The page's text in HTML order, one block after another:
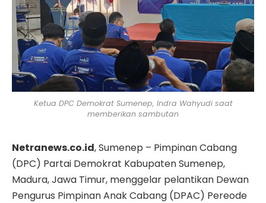
Ketua DPC Demokrat Sumenep, Indra Wahyudi saat
memberikan sambutan
Netranews.co.id, Sumenep – Pimpinan Cabang
(DPC) Partai Demokrat Kabupaten Sumenep,
Madura, Jawa Timur, menggelar pelantikan Dewan
Pengurus Pimpinan Anak Cabang (DPAC) Pereode